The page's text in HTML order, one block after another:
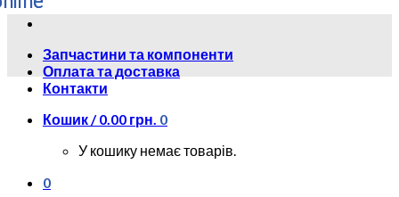
Skip
contentЗапчастини та компоненти
Оплата та доставка
Контакти
Кошик /0.00 грн. 0
У кошику немає товарів.
0